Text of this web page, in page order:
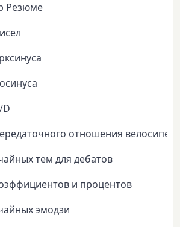
Резюме
D
отношения
тем для дебатов
и процентов
эмодзи